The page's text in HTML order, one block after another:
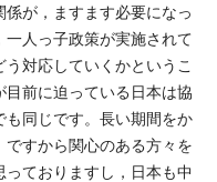
が，ますます必要になっ
人っ子政策が実施されて
対応していくかというこ
前に迫っている日本は協
も同じです。長い期間をか
すから関心のある方々を
ておりますし，日本も中